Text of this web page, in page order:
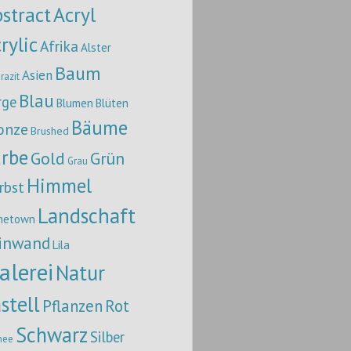
Acryl
Afrika Alster
Asien Baum
Blau Blumen Blüten
Brushed Bäume
Gold Grau Grün
Himmel
Landschaft
Lila
Natur
Pflanzen Rot
Schwarz Silber